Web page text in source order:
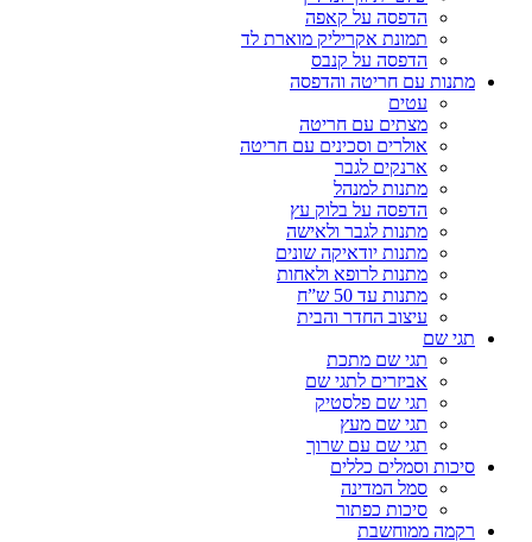
הדפסה על קאפה
תמונת אקריליק מוארת לד
הדפסה על קנבס
מתנות עם חריטה והדפסה
עטים
מצתים עם חריטה
אולרים וסכינים עם חריטה
ארנקים לגבר
מתנות למנהל
הדפסה על בלוק עץ
מתנות לגבר ולאישה
מתנות יודאיקה שונים
מתנות לרופא ולאחות
מתנות עד 50 ש”ח
עיצוב החדר והבית
תגי שם
תגי שם מתכת
אביזרים לתגי שם
תגי שם פלסטיק
תגי שם מעץ
תגי שם עם שרוך
סיכות וסמלים כללים
סמל המדינה
סיכות כפתור
רקמה ממוחשבת